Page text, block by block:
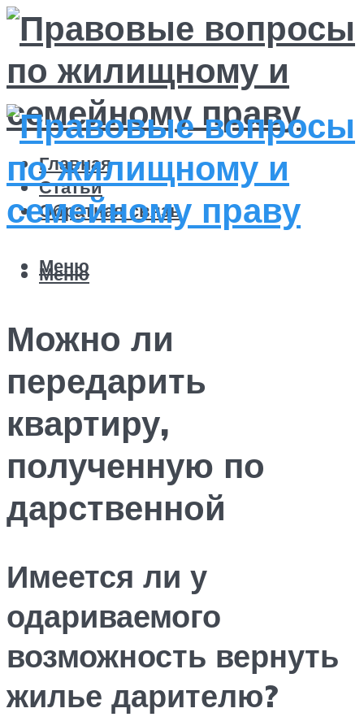
Главная
Статьи
Обратная связь
Меню
Меню
Можно ли
передарить
квартиру,
полученную по
дарственной
Имеется ли у
одариваемого
возможность вернуть
жилье дарителю?